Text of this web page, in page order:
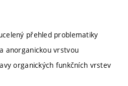
přehled problematiky
anorganickou vrstvou
organických funkčních vrstev